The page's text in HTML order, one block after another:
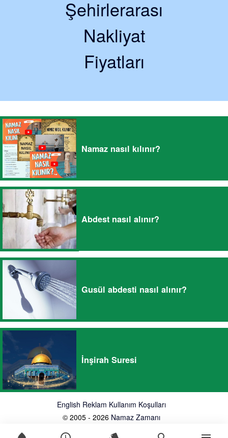
Şehirlerarası
Nakliyat
Fiyatları
Namaz nasıl kılınır?
Abdest nasıl alınır?
Gusül abdesti nasıl alınır?
İnşirah Suresi
English Reklam Kullanım Koşulları
© 2005 - 2026 Namaz Zamanı